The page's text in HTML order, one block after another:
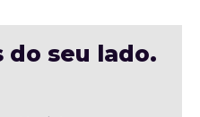
do seu lado.